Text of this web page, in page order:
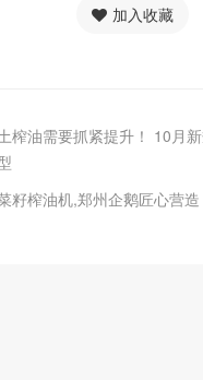
加入收藏
榨油需要抓紧提升！ 10月
籽榨油机,郑州企鹅匠心营造